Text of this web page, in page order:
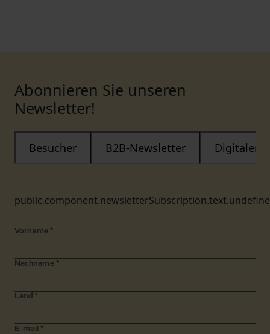
Abonnieren Sie unseren
Newsletter!
Besucher B2B-Newsletter Digitaler
Vorname *
Nachname *
Land *
E-mail *